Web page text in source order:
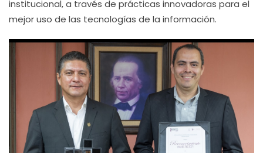
institucional, a través de prácticas innovadoras para el
mejor uso de las tecnologías de la información.